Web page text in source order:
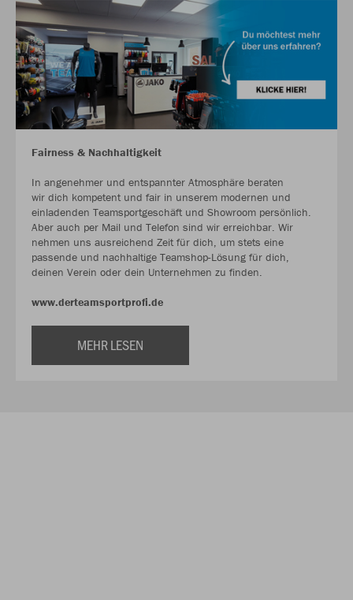
Fairness & Nachhaltigkeit
In angenehmer und entspannter Atmosphäre beraten
wir dich kompetent und fair in unserem modernen und
einladenden Teamsportgeschäft und Showroom persönlich.
Aber auch per Mail und Telefon sind wir erreichbar. Wir
nehmen uns ausreichend Zeit für dich, um stets eine
passende und nachhaltige Teamshop-Lösung für dich,
deinen Verein oder dein Unternehmen zu finden.
www.derteamsportprofi.de
MEHR LESEN